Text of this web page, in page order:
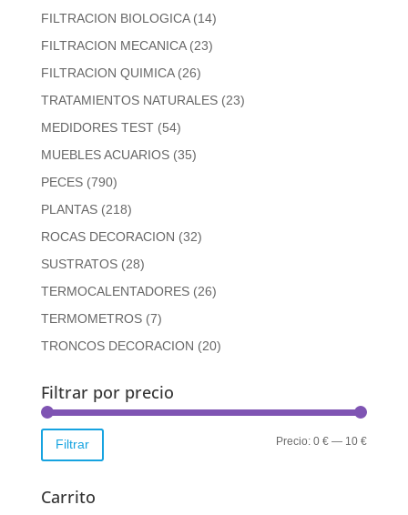
FILTRACION BIOLOGICA (14)
FILTRACION MECANICA (23)
FILTRACION QUIMICA (26)
TRATAMIENTOS NATURALES (23)
MEDIDORES TEST (54)
MUEBLES ACUARIOS (35)
PECES (790)
PLANTAS (218)
ROCAS DECORACION (32)
SUSTRATOS (28)
TERMOCALENTADORES (26)
TERMOMETROS (7)
TRONCOS DECORACION (20)
Filtrar por precio
Precio
Precio
Filtrar Precio:0 € — 10 €
Carrito